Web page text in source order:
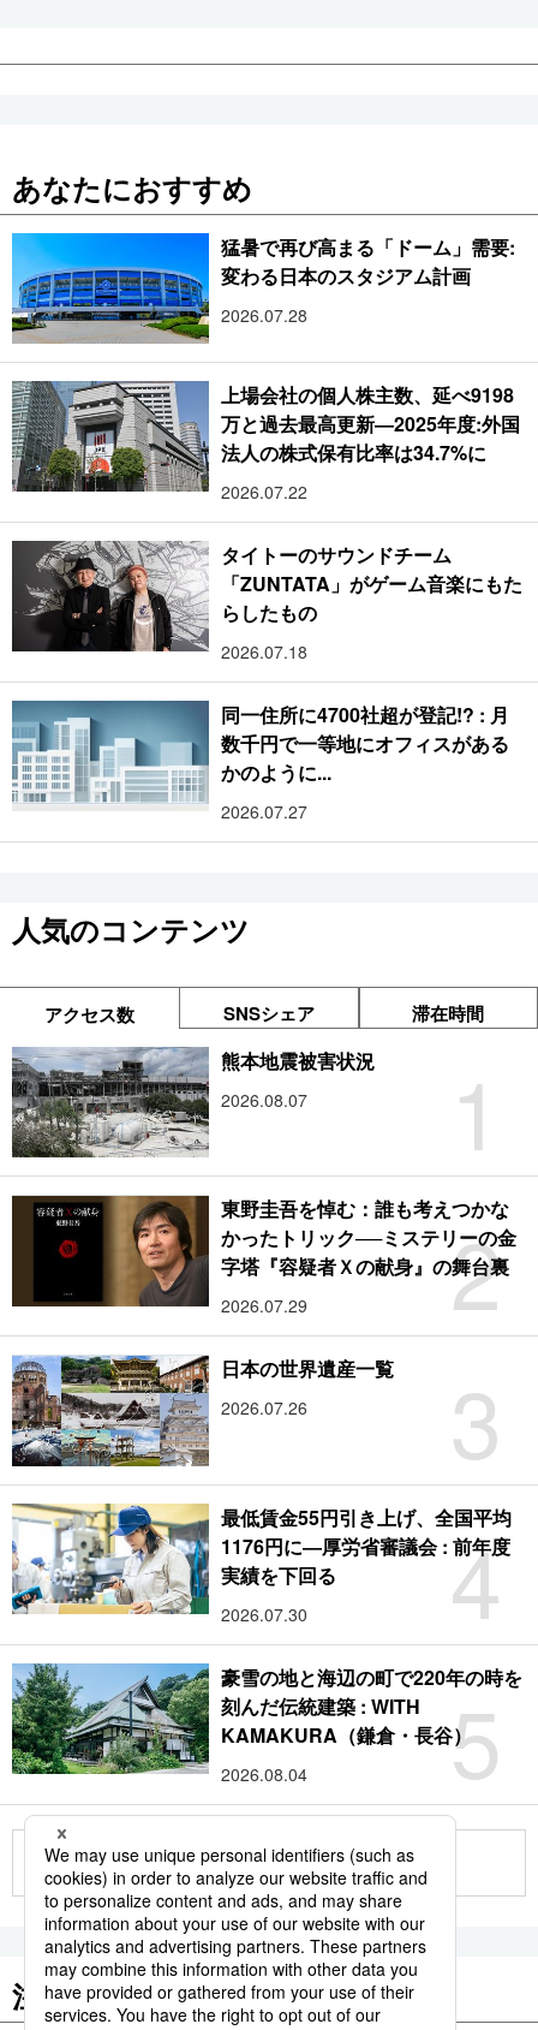
あなたにおすすめ
猛暑で再び高まる「ドーム」需要:
変わる日本のスタジアム計画
2026.07.28
上場会社の個人株主数、延べ9198
万と過去最高更新―2025年度:外国
法人の株式保有比率は34.7%に
2026.07.22
タイトーのサウンドチーム
「ZUNTATA」がゲーム音楽にもた
らしたもの
2026.07.18
同一住所に4700社超が登記!? : 月
数千円で一等地にオフィスがある
かのように...
2026.07.27
人気のコンテンツ
アクセス数 SNSシェア 滞在時間
1
熊本地震被害状況
2026.08.07
2
東野圭吾を悼む：誰も考えつかな
かったトリック──ミステリーの金
字塔『容疑者Ｘの献身』の舞台裏
2026.07.29
3
日本の世界遺産一覧
2026.07.26
4
最低賃金55円引き上げ、全国平均
1176円に―厚労省審議会 : 前年度
実績を下回る
2026.07.30
5
豪雪の地と海辺の町で220年の時を
刻んだ伝統建築 : WITH
KAMAKURA（鎌倉・長谷）
2026.08.04
もっと見る
注目のキーワード